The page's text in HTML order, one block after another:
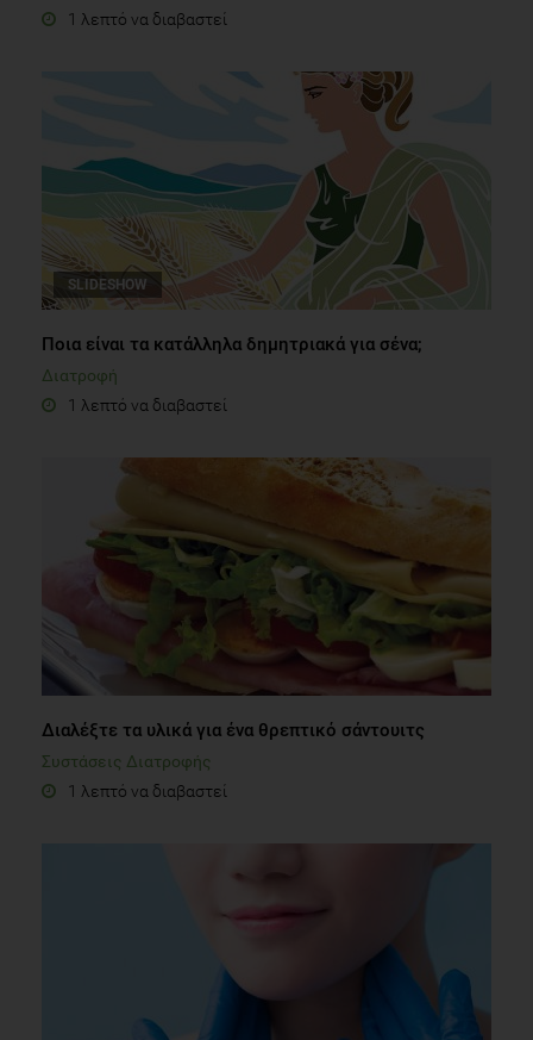
1 λεπτό να διαβαστεί
SLIDESHOW
Ποια είναι τα κατάλληλα δημητριακά για σένα;
Διατροφή
1 λεπτό να διαβαστεί
Διαλέξτε τα υλικά για ένα θρεπτικό σάντουιτς
Συστάσεις Διατροφής
1 λεπτό να διαβαστεί